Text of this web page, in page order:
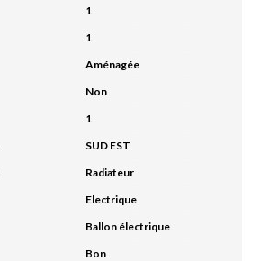
1
1
Aménagée
Non
1
SUD EST
Radiateur
Electrique
Ballon électrique
Bon